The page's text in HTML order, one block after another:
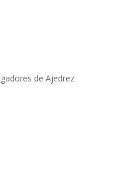
de Ajedrez